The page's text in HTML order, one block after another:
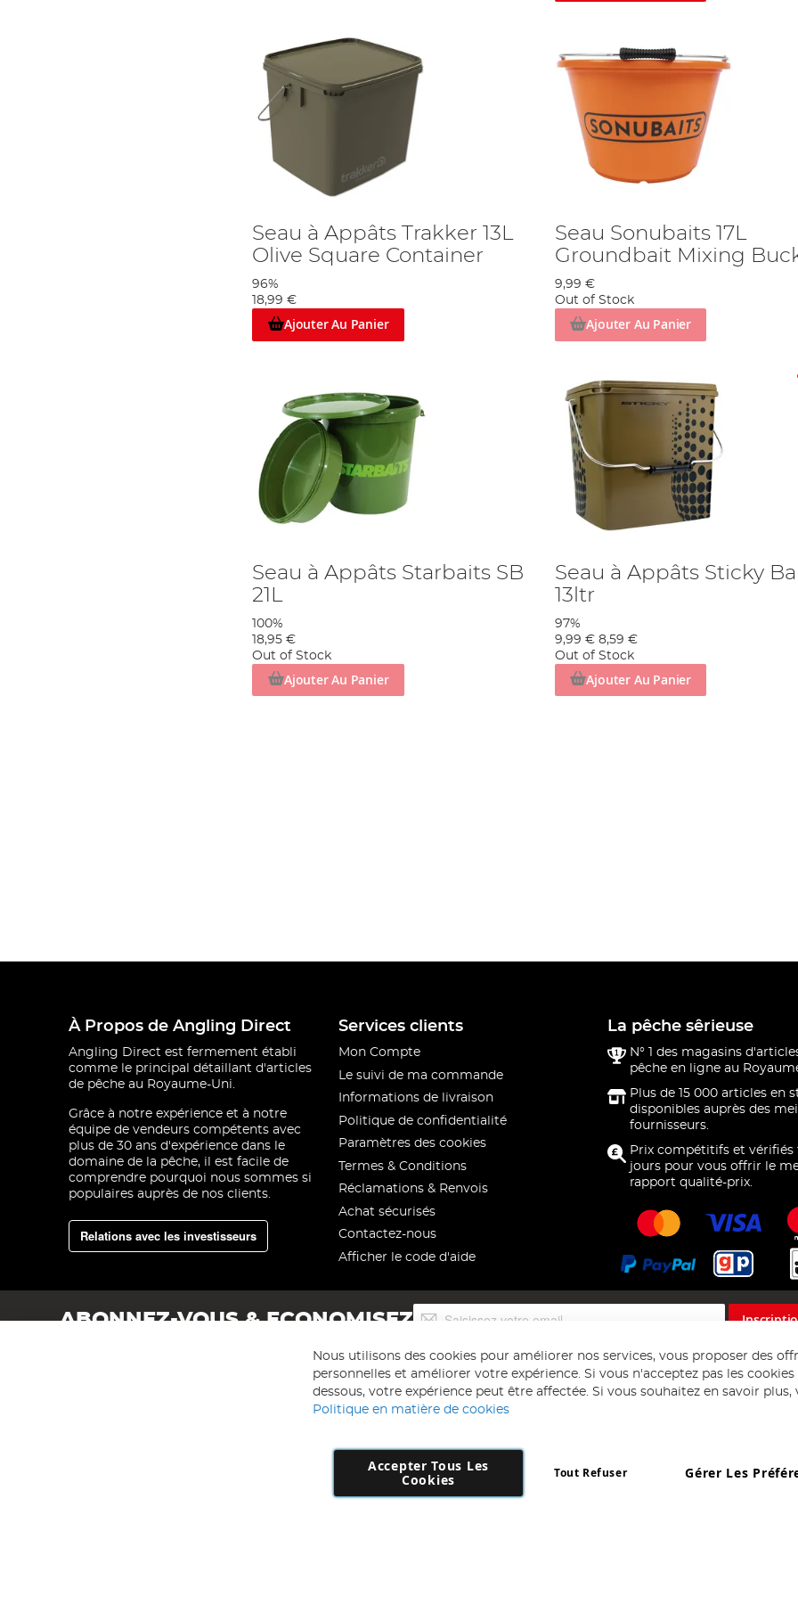
Seau à Appâts Trakker 13L
Olive Square Container
96%
18,99 €
Ajouter Au Panier
Seau Sonubaits 17L
Groundbait Mixing
9,99 €
Out of Stock
Ajouter Au Panier
Seau à Appâts Starbaits SB
21L
100%
18,95 €
Out of Stock
Ajouter Au Panier
Seau à Appâts Sticky
13ltr
97%
9,99 € 8,59 €
Out of Stock
Ajouter Au Panier
À Propos de Angling Direct
Angling Direct est fermement établi
comme le principal détaillant d'articles
de pêche au Royaume-Uni.
Grâce à notre expérience et à notre
équipe de vendeurs compétents avec
plus de 30 ans d'expérience dans le
domaine de la pêche, il est facile de
comprendre pourquoi nous sommes si
populaires auprès de nos clients.
Relations avec les investisseurs
Services clients
Mon Compte
Le suivi de ma commande
Informations de livraison
Politique de confidentialité
Paramètres des cookies
Termes & Conditions
Réclamations & Renvois
Achat sécurisés
Contactez-nous
Afficher le code d'aide
La pêche sêrieuse
N° 1 des magasins
pêche en ligne au
Plus de 15 000 articles en
disponibles auprès des
fournisseurs.
Prix compétitifs et vérifiés
jours pour vous offrir le
rapport qualité-prix.
ABONNEZ-VOUS & ECONOMISEZ
lettre
d’information
:
Copyright 1997 - 2026AD NL B.V . Tous droits réservés.
Nous utilisons des cookies pour améliorer nos services, vous proposer des
personnelles et améliorer votre expérience. Si vous n'acceptez pas les
dessous, votre expérience peut être affectée. Si vous souhaitez en savoir plus,
Politique en matière de cookies
Accepter Tous Les
Cookies
Gérer Les
Tout Refuser